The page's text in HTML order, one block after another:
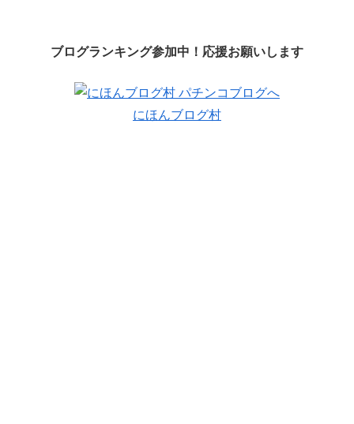
ブログランキング参加中！応援お願いします
にほんブログ村